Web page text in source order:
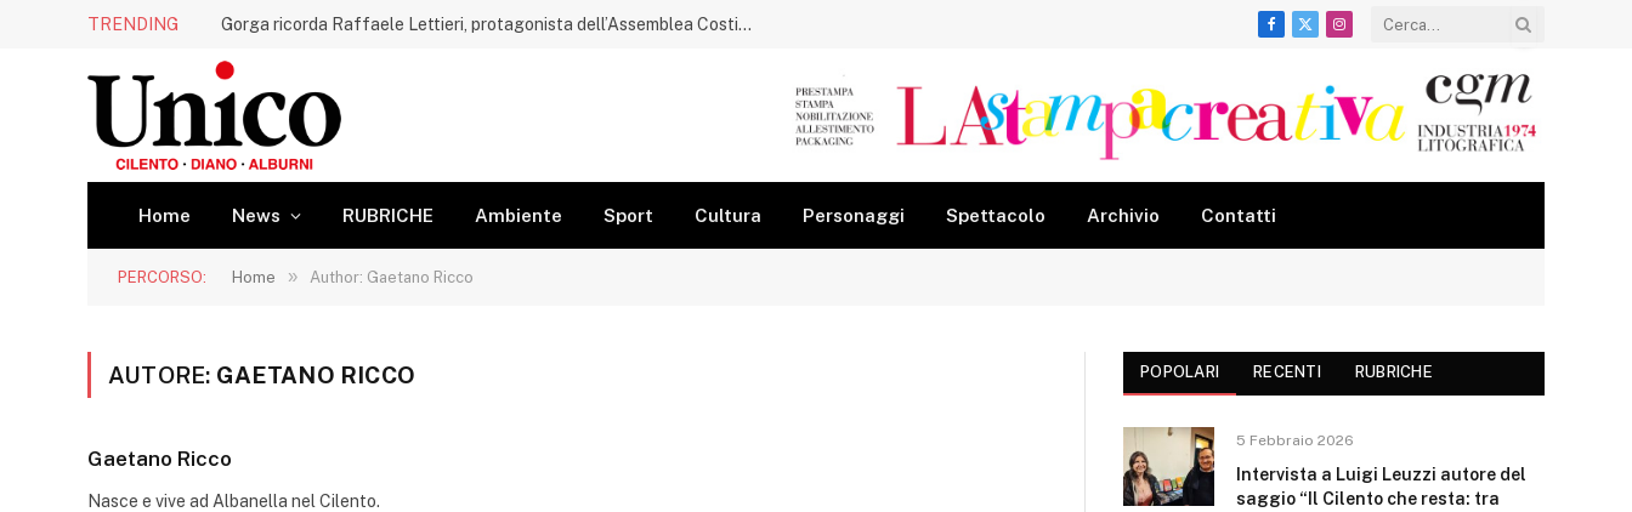
TRENDING Gorga ricorda Raffaele Lettieri, protagonista dell’Assemblea Costituente
Facebook
X
Instagram
Home News RUBRICHE Ambiente Sport Cultura Personaggi Spettacolo Archivio Contatti
PERCORSO: Home » Author: Gaetano Ricco
AUTORE: GAETANO RICCO
Gaetano Ricco
Nasce e vive ad Albanella nel Cilento.
POPOLARI RECENTI RUBRICHE
5 Febbraio 2026
Intervista a Luigi Leuzzi autore del
saggio “Il Cilento che resta: tra